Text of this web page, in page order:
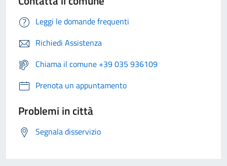
Leggi le domande frequenti
Richiedi Assistenza
Chiama il comune +39 035 936109
Prenota un appuntamento
Problemi in città
Segnala disservizio